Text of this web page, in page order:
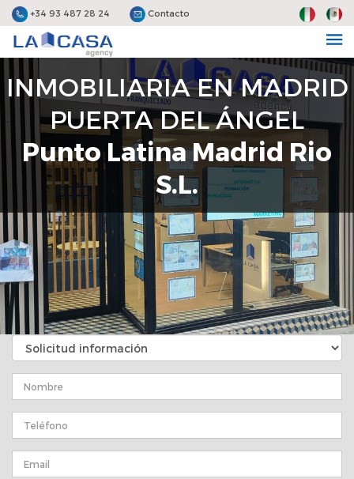
+34 93 487 28 24 Contacto
INMOBILIARIA EN MADRID
PUERTA DEL ÁNGEL
Punto Latina Madrid Rio
S.L.